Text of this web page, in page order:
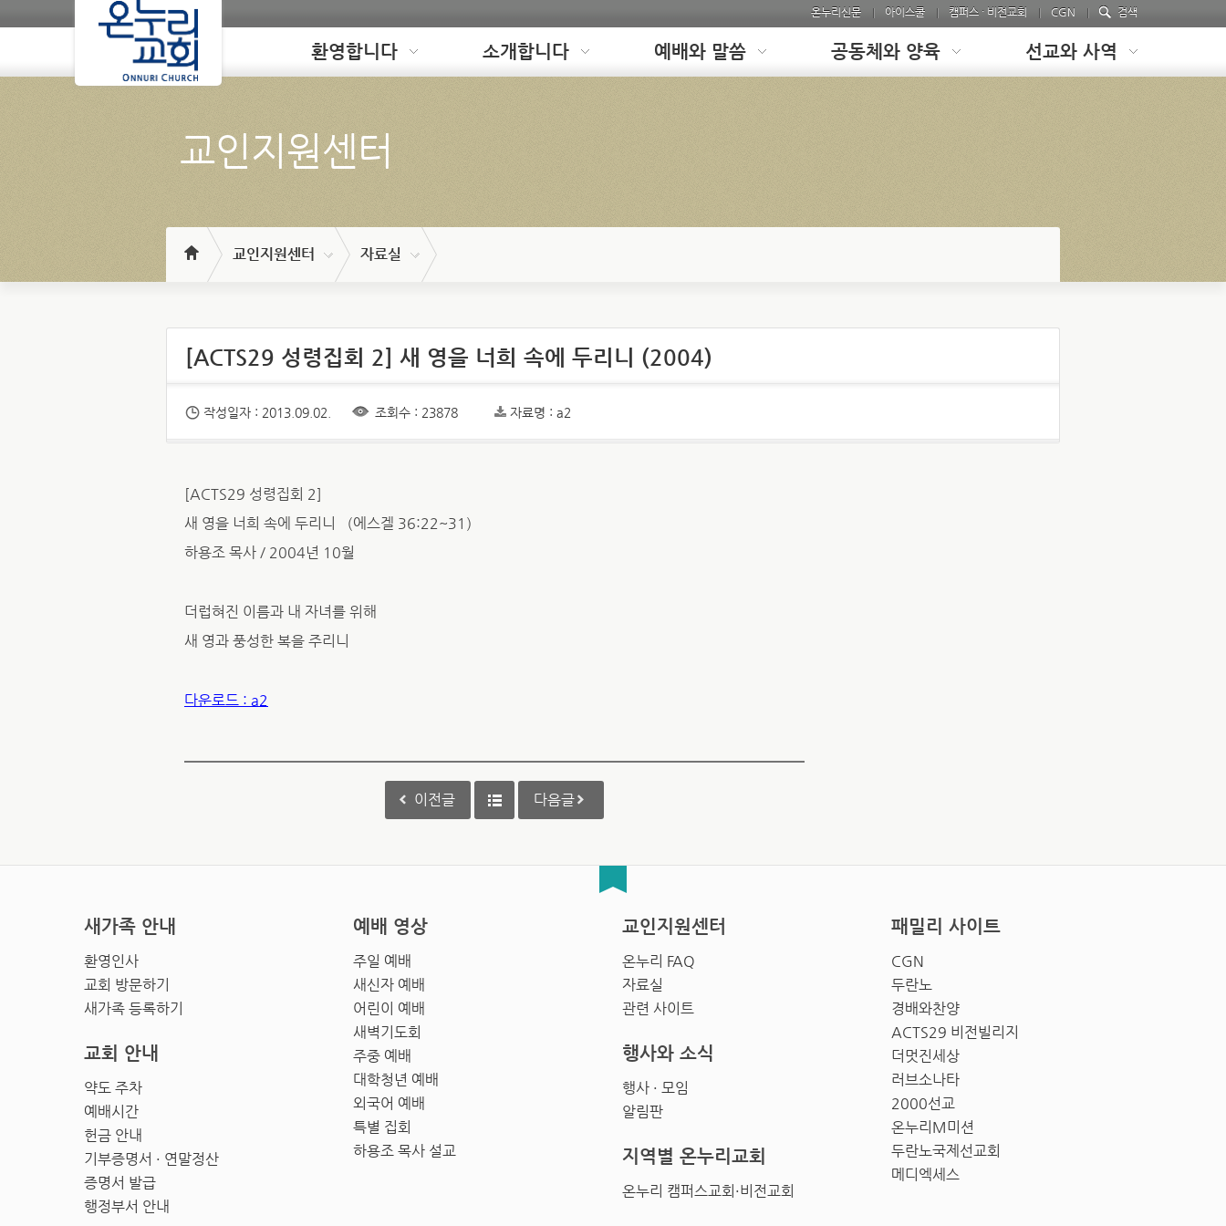
온누리신문 아이스쿨 캠퍼스 · 비전교회 CGN 검색
Loading 환영합니다 소개합니다 예배와 말씀 공동체와 양육 선교와 사역
교인지원센터
교인지원센터 자료실
[ACTS29 성령집회 2] 새 영을 너희 속에 두리니 (2004)
작성일자 : 2013.09.02. 조회수 : 23878 자료명 : a2
[ACTS29 성령집회 2]
새 영을 너희 속에 두리니 （에스겔 36:22~31）
하용조 목사 / 2004년 10월
더럽혀진 이름과 내 자녀를 위해
새 영과 풍성한 복을 주리니
다운로드 : a2
이전글 다음글
새가족 안내
환영인사
교회 방문하기
새가족 등록하기
예배 영상
주일 예배
새신자 예배
어린이 예배
새벽기도회
주중 예배
대학청년 예배
외국어 예배
특별 집회
하용조 목사 설교
교인지원센터
온누리 FAQ
자료실
관련 사이트
패밀리 사이트
CGN
두란노
경배와찬양
ACTS29 비전빌리지
더멋진세상
러브소나타
2000선교
온누리M미션
두란노국제선교회
메디엑세스
교회 안내
약도 주차
예배시간
헌금 안내
기부증명서 · 연말정산
증명서 발급
행정부서 안내
행사와 소식
행사 · 모임
알림판
지역별 온누리교회
온누리 캠퍼스교회·비전교회